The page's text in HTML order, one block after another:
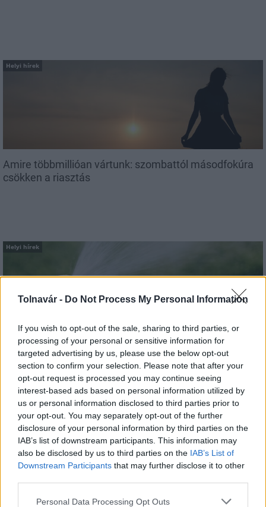
Tolnavár - Do Not Process My Personal Information
If you wish to opt-out of the sale, sharing to third parties, or
processing of your personal or sensitive information for
targeted advertising by us, please use the below opt-out
section to confirm your selection. Please note that after your
opt-out request is processed you may continue seeing
interest-based ads based on personal information utilized by
us or personal information disclosed to third parties prior to
your opt-out. You may separately opt-out of the further
disclosure of your personal information by third parties on the
IAB’s list of downstream participants. This information may
also be disclosed by us to third parties on the IAB’s List of
Downstream Participants that may further disclose it to other
Please note that this website/app uses one or more Google
Personal Data Processing Opt Outs
Helyi hírek
Amire többmillióan vártunk: szombattól másodfokúra
csökken a riasztás
Helyi hírek
A hőségben is védik a növényzetet Pakson
MAGYAR ÉPÍTŐK
Aktuális